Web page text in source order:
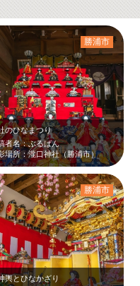
のひなまつり
者名：ぶるばん
場所：瀧口神社（勝浦市）
勝浦市
輿とひなかざり
勝浦市